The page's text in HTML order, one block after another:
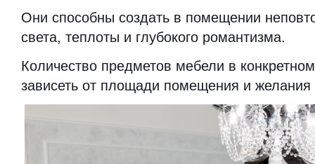
Они способны создать в помещении
света, теплоты и глубокого романтизма.
Количество предметов мебели в
зависеть от площади помещения и желания